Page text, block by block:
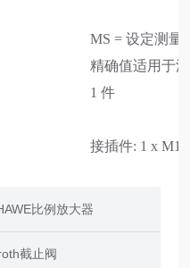
MS = 设定测量
精确值适用于
1 件
接插件: 1 x
比例放大器
截止阀